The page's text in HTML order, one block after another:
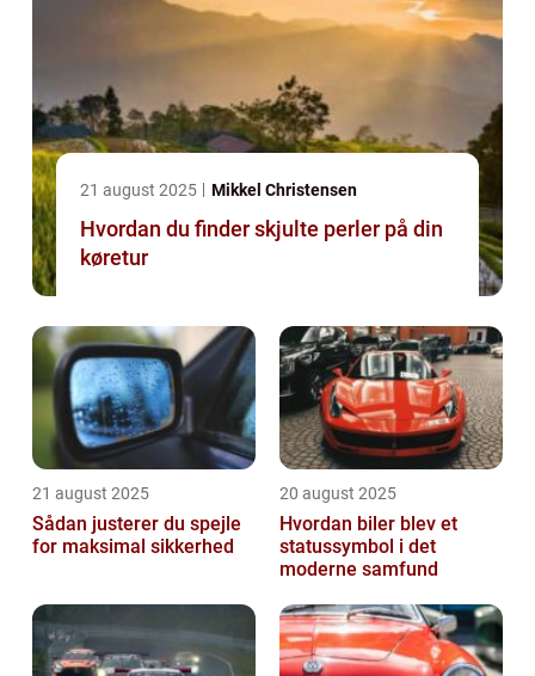
21 august 2025 Mikkel Christensen
Hvordan du finder skjulte perler på din
køretur
21 august 2025
Sådan justerer du spejle
for maksimal sikkerhed
20 august 2025
Hvordan biler blev et
statussymbol i det
moderne samfund